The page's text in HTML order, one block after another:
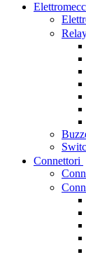
Connettori